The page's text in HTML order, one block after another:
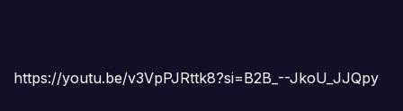
https://youtu.be/v3VpPJRttk8?si=B2B_--JkoU_JJQpy